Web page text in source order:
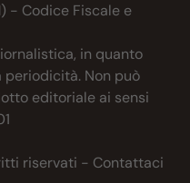
- Codice Fiscale e
in quanto
periodicità. Non può
editoriale ai sensi
riservati - Contattaci